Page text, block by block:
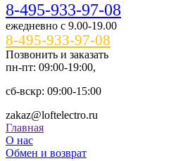
8-495-933-97-08
ежедневно c 9.00-19.00
8-495-933-97-08
Позвонить и заказать
пн-пт: 09:00-19:00,
сб-вскр: 09:00-15:00
zakaz@loftelectro.ru
Главная
О нас
Обмен и возврат